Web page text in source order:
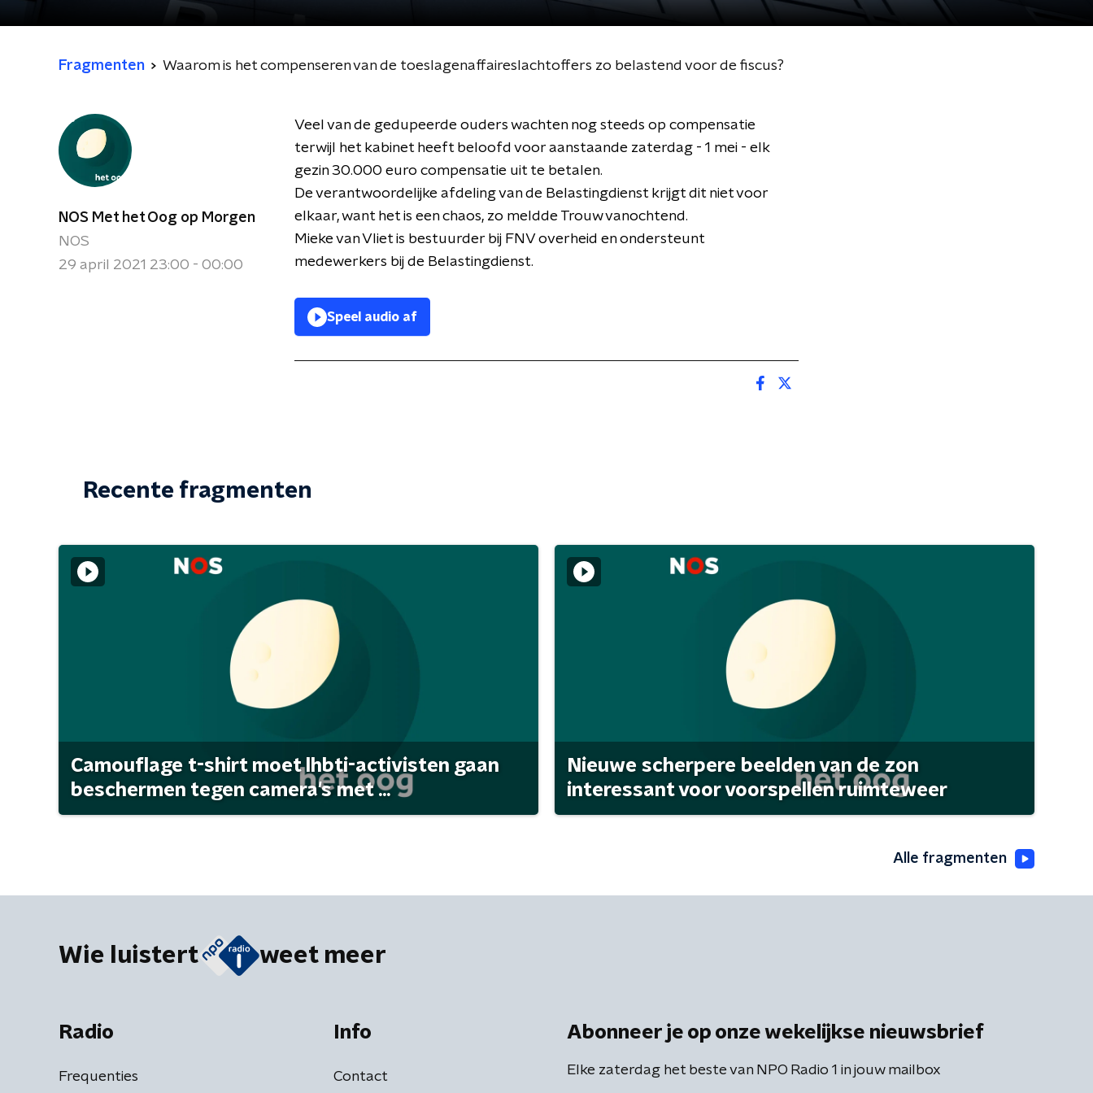
Fragmenten Waarom is het compenseren van de toeslagenaffaireslachtoffers zo belastend voor de fiscus?
NOS Met het Oog op Morgen
NOS
29 april 2021 23:00 - 00:00
Veel van de gedupeerde ouders wachten nog steeds op compensatie
terwijl het kabinet heeft beloofd voor aanstaande zaterdag - 1 mei - elk
gezin 30.000 euro compensatie uit te betalen.
De verantwoordelijke afdeling van de Belastingdienst krijgt dit niet voor
elkaar, want het is een chaos, zo meldde Trouw vanochtend.
Mieke van Vliet is bestuurder bij FNV overheid en ondersteunt
medewerkers bij de Belastingdienst.
Speel audio af
Recente fragmenten
Camouflage t-shirt moet lhbti-activisten gaan
beschermen tegen camera's met ...
Nieuwe scherpere beelden van de zon
interessant voor voorspellen ruimteweer
Alle fragmenten
Wie luistert weet meer
Radio
Frequenties
Info
Contact
Abonneer je op onze wekelijkse nieuwsbrief
Elke zaterdag het beste van NPO Radio 1 in jouw mailbox